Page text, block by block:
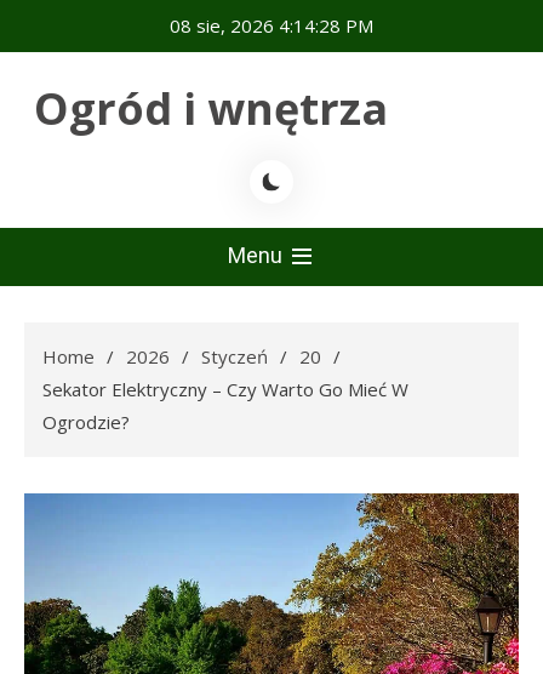
to
08 sie, 2026 4:14:28 PM
Ogród i wnętrza
Menu
Home 2026 Styczeń
20
Sekator Elektryczny – Czy Warto Go Mieć W
Ogrodzie?